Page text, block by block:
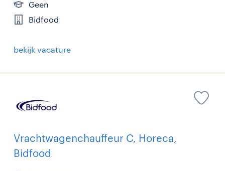
Geen
Bidfood
bekijk vacature
Vrachtwagenchauffeur C, Horeca,
Bidfood